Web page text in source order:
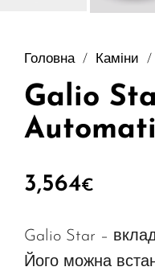
Головна / Каміни /
Galio
3,564€
Galio Star –
Його можна